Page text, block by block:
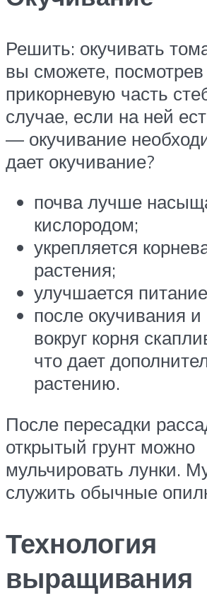
Решить: окучивать
вы сможете,
прикорневую часть
случае, если на ней
— окучивание
дает окучивание?
почва лучше
кислородом;
укрепляется
растения;
улучшается
после окучивания
вокруг корня
что дает
растению.
После пересадки
открытый грунт можно
мульчировать лунки.
служить обычные
Технология
выращивания